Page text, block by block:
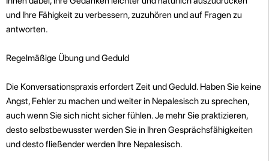
und Ihre Fähigkeit zu verbessern, zuzuhören und auf Fragen zu
antworten.
Regelmäßige Übung und Geduld
Die Konversationspraxis erfordert Zeit und Geduld. Haben Sie keine
Angst, Fehler zu machen und weiter in Nepalesisch zu sprechen,
auch wenn Sie sich nicht sicher fühlen. Je mehr Sie praktizieren,
desto selbstbewusster werden Sie in Ihren Gesprächsfähigkeiten
und desto fließender werden Ihre Nepalesisch.